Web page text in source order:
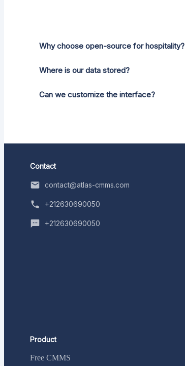
Why choose open-source for hospitality?
Where is our data stored?
Can we customize the interface?
Contact
contact@atlas-cmms.com
+212630690050
+212630690050
Product
Free CMMS